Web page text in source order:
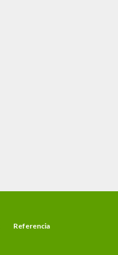
Referencia